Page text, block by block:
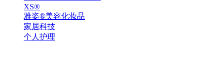
XS®
雅姿®美容化妆品
家居科技
个人护理